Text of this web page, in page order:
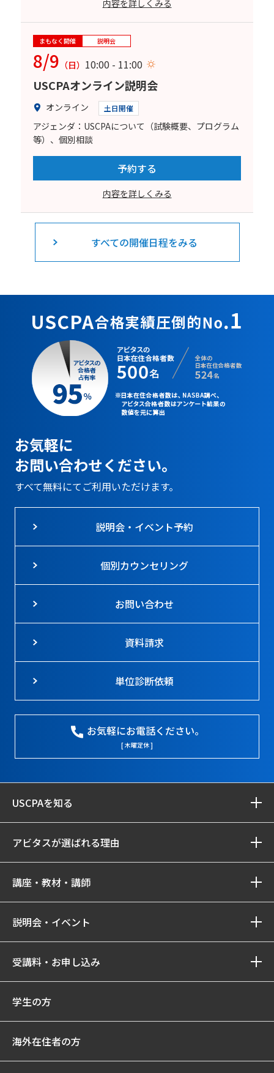
内容を詳しくみる
まもなく開催 説明会
8/9 （日） 10:00 - 11:00
USCPAオンライン説明会
オンライン 土日開催
アジェンダ：USCPAについて（試験概要、プログラム
等）、個別相談
予約する
内容を詳しくみる
すべての開催日程をみる
お気軽に
お問い合わせください。
すべて無料にてご利用いただけます。
説明会・イベント予約
個別カウンセリング
お問い合わせ
資料請求
単位診断依頼
お気軽にお電話ください。
[ 木曜定休 ]
USCPAを知る
アビタスが選ばれる理由
講座・教材・講師
説明会・イベント
受講料・お申し込み
学生の方
海外在住者の方